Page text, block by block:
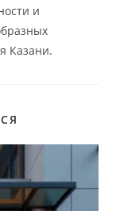
и
Казани.